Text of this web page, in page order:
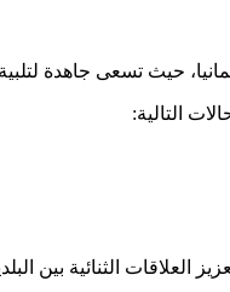
حيث تسعى جاهدة
التالية:
الثنائية بين